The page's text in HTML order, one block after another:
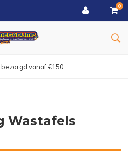
0
bezorgd vanaf €150
Wastafels